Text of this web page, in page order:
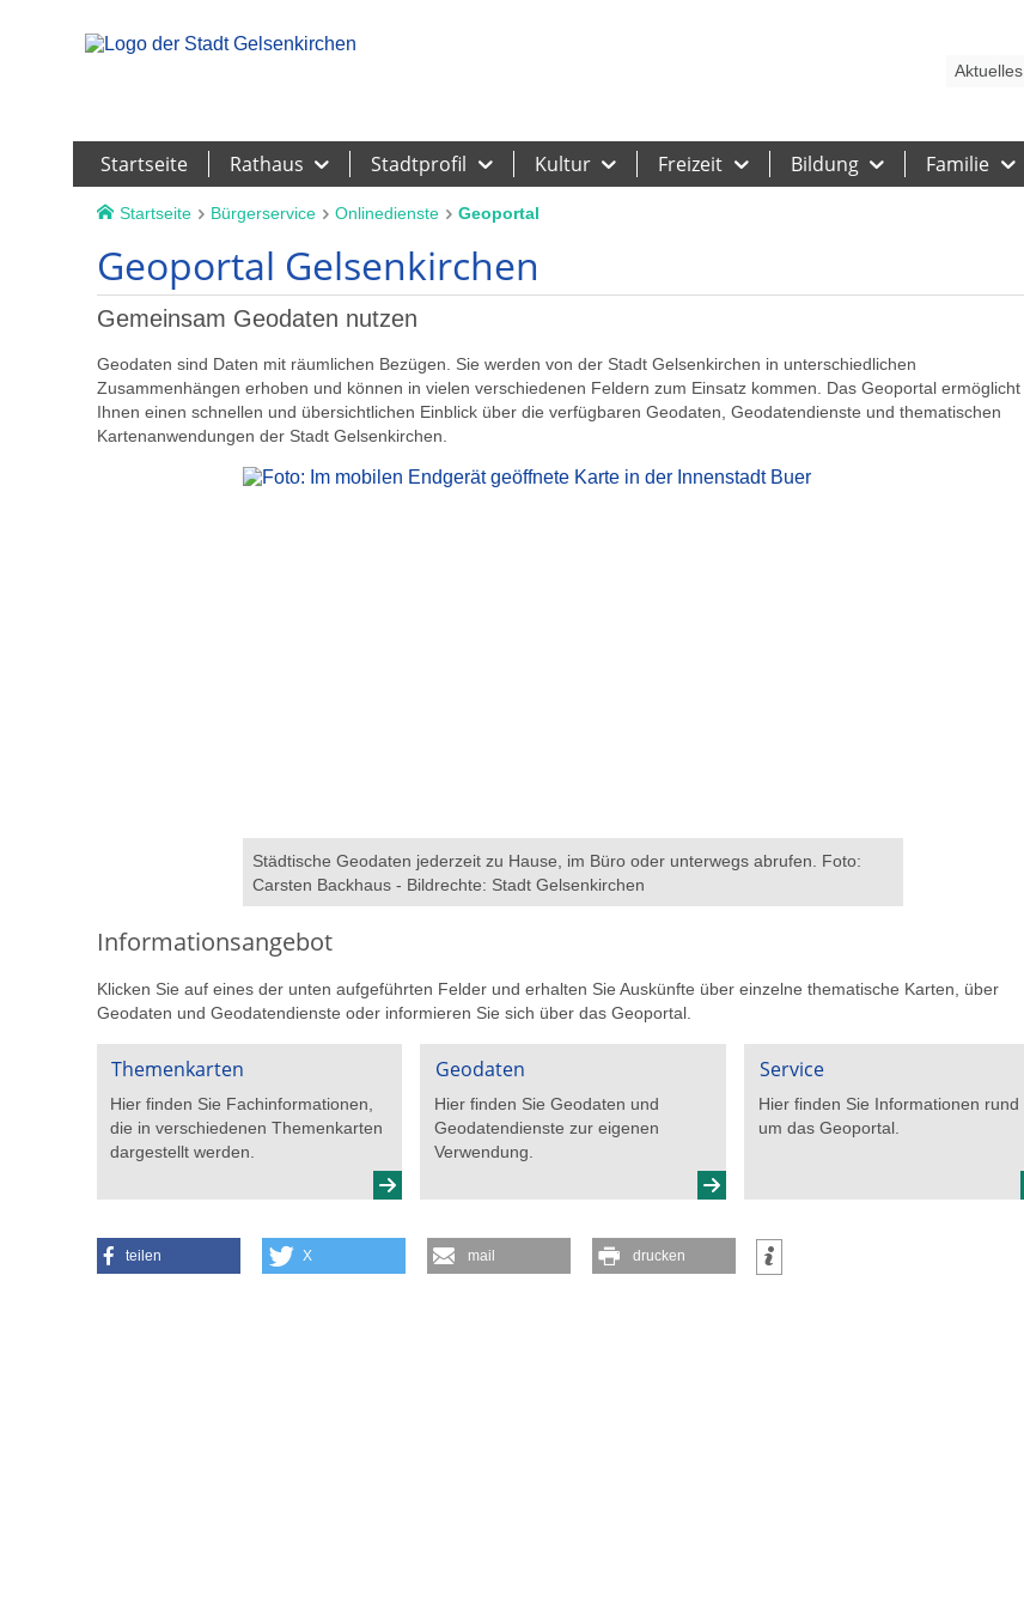
Startseite Rathaus Stadtprofil Kultur Freizeit Bildung Familie
Aktuelles
Startseite Bürgerservice Onlinedienste Geoportal
Geoportal Gelsenkirchen
Gemeinsam Geodaten nutzen
Geodaten sind Daten mit räumlichen Bezügen. Sie werden von der Stadt Gelsenkirchen in unterschiedlichen
Zusammenhängen erhoben und können in vielen verschiedenen Feldern zum Einsatz kommen. Das Geoportal ermöglicht
Ihnen einen schnellen und übersichtlichen Einblick über die verfügbaren Geodaten, Geodatendienste und thematischen
Kartenanwendungen der Stadt Gelsenkirchen.
Städtische Geodaten jederzeit zu Hause, im Büro oder unterwegs abrufen. Foto:
Carsten Backhaus - Bildrechte: Stadt Gelsenkirchen
Informationsangebot
Klicken Sie auf eines der unten aufgeführten Felder und erhalten Sie Auskünfte über einzelne thematische Karten, über
Geodaten und Geodatendienste oder informieren Sie sich über das Geoportal.
Themenkarten
Hier finden Sie Fachinformationen,
die in verschiedenen Themenkarten
dargestellt werden.
Geodaten
Hier finden Sie Geodaten und
Geodatendienste zur eigenen
Verwendung.
Service
Hier finden Sie Informationen rund
um das Geoportal.
teilen X mail drucken